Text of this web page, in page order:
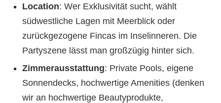
Location: Wer Exklusivität sucht, wählt
südwestliche Lagen mit Meerblick oder
zurückgezogene Fincas im Inselinneren. Die
Partyszene lässt man großzügig hinter sich.
Zimmerausstattung: Private Pools, eigene
Sonnendecks, hochwertige Amenities (denken
wir an hochwertige Beautyprodukte,